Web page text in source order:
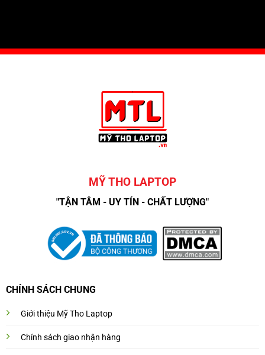
MỸ THO LAPTOP
"TẬN TÂM - UY TÍN - CHẤT LƯỢNG"
CHÍNH SÁCH CHUNG
Giới thiệu Mỹ Tho Laptop
Chính sách giao nhận hàng